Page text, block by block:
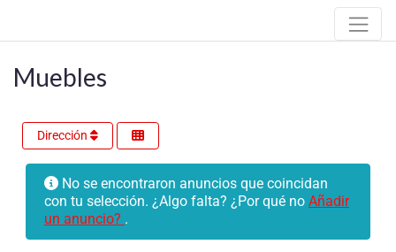
Muebles
Dirección
No se encontraron anuncios que coincidan
con tu selección. ¿Algo falta? ¿Por qué no Añadir
un anuncio? .